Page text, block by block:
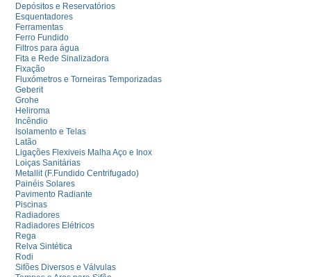
Depósitos e Reservatórios
Esquentadores
Ferramentas
Ferro Fundido
Filtros para água
Fita e Rede Sinalizadora
Fixação
Fluxómetros e Torneiras Temporizadas
Geberit
Grohe
Heliroma
Incêndio
Isolamento e Telas
Latão
Ligações Flexiveis Malha Aço e Inox
Loiças Sanitárias
Metallit (F.Fundido Centrifugado)
Painéis Solares
Pavimento Radiante
Piscinas
Radiadores
Radiadores Elétricos
Rega
Relva Sintética
Rodi
Sifões Diversos e Válvulas